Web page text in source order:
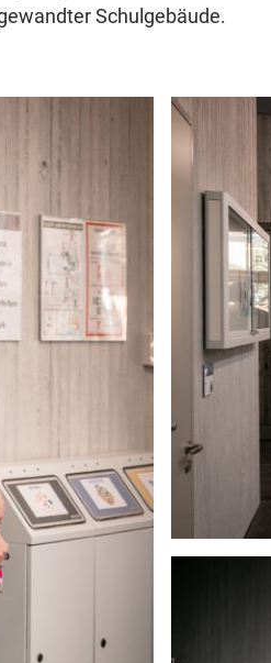
Schulgebäude.